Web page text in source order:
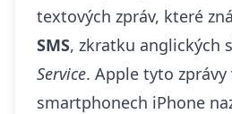
textových zpráv, které
SMS, zkratku anglických
Service. Apple tyto zprávy
smartphonech iPhone